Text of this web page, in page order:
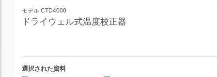
モデル CTD4000
ドライウェル式温度校正器
選択された資料